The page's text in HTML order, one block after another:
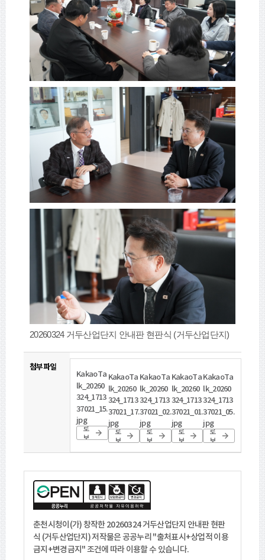
20260324 거두산업단지 안내판 현판식 (거두산업단지)
첨부파일
KakaoTa
lk_20260
324_1713
37021_15.
jpg
바
로
보
KakaoTa
lk_20260
324_1713
37021_17.
jpg
바
로
보
기
KakaoTa
lk_20260
324_1713
37021_02.
jpg
바
로
보
기
KakaoTa
lk_20260
324_1713
37021_01.
jpg
바
로
보
기
KakaoTa
lk_20260
324_1713
37021_05.
jpg
바
로
보
기
춘천시청이(가) 창작한20260324 거두산업단지 안내판 현판
식 (거두산업단지)저작물은 공공누리 "출처표시+상업적 이용
금지+변경금지"조건에 따라 이용할 수 있습니다.